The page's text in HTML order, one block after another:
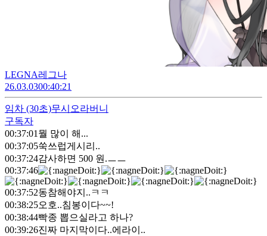
LEGNA레그나
26.03.0300:40:21
임차 (30초)무시오라버니
구독자
00:37:01 뭘 많이 해...
00:37:05쑥쓰럽게시리..
00:37:24감사하면 500 원.ㅡㅡ
00:37:46
00:37:52동참해야지..ㅋㅋ
00:38:25오호..침봉이다~~!
00:38:44빡종 뽑으실라고 하나?
00:39:26진짜 마지막이다..에라이..